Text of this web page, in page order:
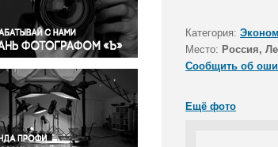
Правосудие
Происшествия и конфликты
Религия
Светская жизнь
Спорт
Экология
Экономика и бизнес
Категория:
Место: Россия,
Сообщить об
Ещё фото